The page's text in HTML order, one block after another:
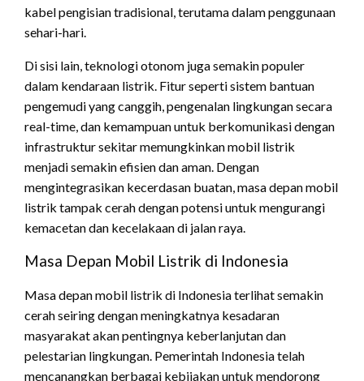
kabel pengisian tradisional, terutama dalam penggunaan
sehari-hari.
Di sisi lain, teknologi otonom juga semakin populer
dalam kendaraan listrik. Fitur seperti sistem bantuan
pengemudi yang canggih, pengenalan lingkungan secara
real-time, dan kemampuan untuk berkomunikasi dengan
infrastruktur sekitar memungkinkan mobil listrik
menjadi semakin efisien dan aman. Dengan
mengintegrasikan kecerdasan buatan, masa depan mobil
listrik tampak cerah dengan potensi untuk mengurangi
kemacetan dan kecelakaan di jalan raya.
Masa Depan Mobil Listrik di Indonesia
Masa depan mobil listrik di Indonesia terlihat semakin
cerah seiring dengan meningkatnya kesadaran
masyarakat akan pentingnya keberlanjutan dan
pelestarian lingkungan. Pemerintah Indonesia telah
mencanangkan berbagai kebijakan untuk mendorong